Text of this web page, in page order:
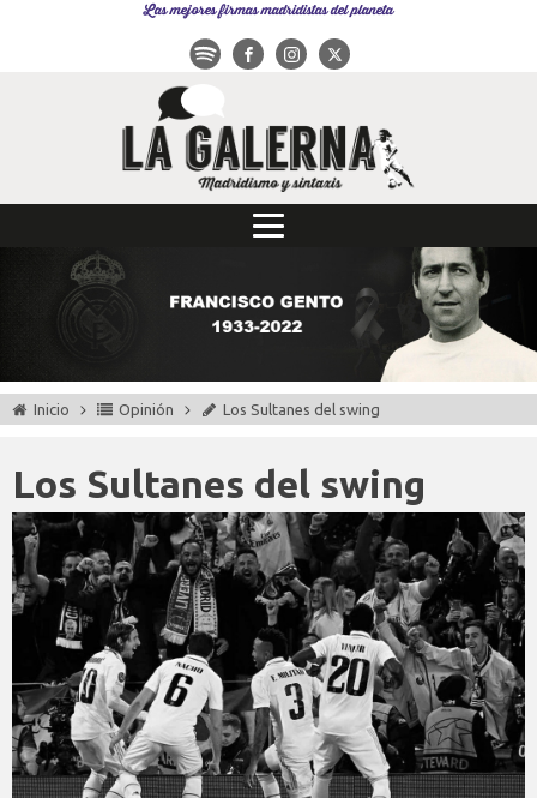
Las mejores firmas madridistas del planeta
Inicio Opinión Los Sultanes del swing
Los Sultanes del swing